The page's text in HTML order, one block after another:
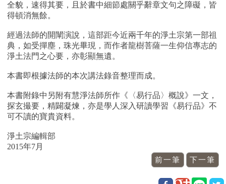
全貌，速得其要，且於書中細節處關乎辭章文句之障礙，皆
得頓消無餘。
經過法師的開闡演說，這部距今近兩千年的淨土宗第一部祖
典，如受撣塵，珠光畢現，而作者龍樹菩薩一生仰信專志的
淨土法門之心要，亦彰顯無遺。
本書即根據法師的本次講法錄音整理而成。
本書附錄中另附有慧淨法師所作《〈易行品〉概說》一文，
探玄撮要，精闢凝煉，亦是學人深入研讀學習《易行品》不
可不讀的寶貴資料。
淨土宗編輯部
2015年7月